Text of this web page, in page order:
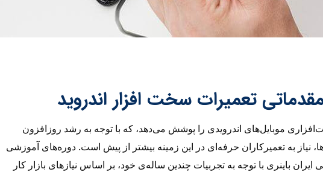
تعمیرات سخت افزار اندروید
موبایل‌های اندرویدی را پوشش می‌دهد، که با توجه به رشد روزافزون
نیاز به تعمیرکاران حرفه‌ای در این زمینه بیشتر از پیش است. دوره‌های آموزشی
باینری با توجه به تجربیات چندین ساله‌ی خود، بر اساس نیازهای بازار کار